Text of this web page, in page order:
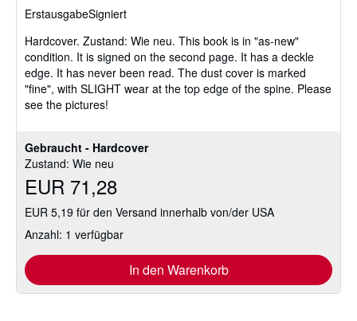
Gebraucht - Hardcover
Zustand: Wie neu
EUR 71,28
EUR 5,19 für den Versand innerhalb von/der USA
Anzahl: 1 verfügbar
In den Warenkorb
ErstausgabeSigniert
Hardcover. Zustand: Wie neu. This book is in "as-new"
condition. It is signed on the second page. It has a deckle
edge. It has never been read. The dust cover is marked
"fine", with SLIGHT wear at the top edge of the spine. Please
see the pictures!